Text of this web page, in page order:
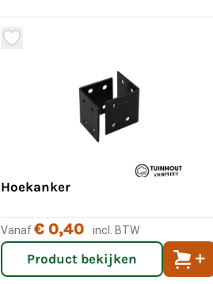
Hoekanker
Vanaf€ 0,40 incl. BTW
Product bekijken